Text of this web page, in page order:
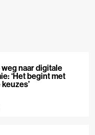
weg naar digitale
‘Het begint met